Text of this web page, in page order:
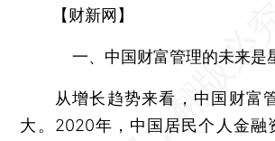
【财新网】
一、中国财富管理的未来是
从增长趋势来看，中国财富
大。2020年，中国居民个人金融